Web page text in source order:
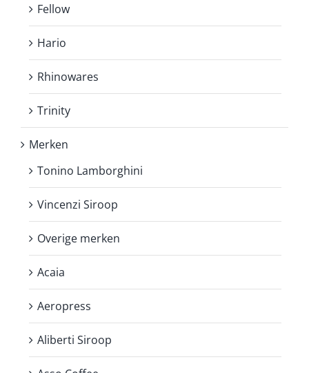
Fellow
Hario
Rhinowares
Trinity
Merken
Tonino Lamborghini
Vincenzi Siroop
Overige merken
Acaia
Aeropress
Aliberti Siroop